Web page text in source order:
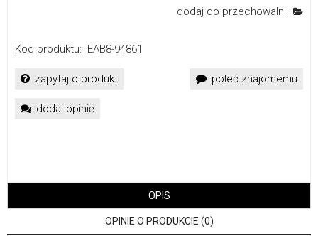
dodaj do przechowalni
Kod produktu: EAB8-94861
zapytaj o produkt poleć znajomemu
dodaj opinię
OPIS
OPINIE O PRODUKCIE (0)